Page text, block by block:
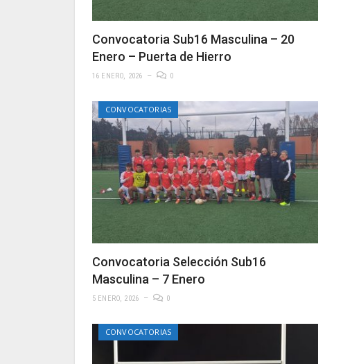
Convocatoria Sub16 Masculina – 20
Enero – Puerta de Hierro
16 ENERO, 2026 0
CONVOCATORIAS
Convocatoria Selección Sub16
Masculina – 7 Enero
5 ENERO, 2026 0
CONVOCATORIAS